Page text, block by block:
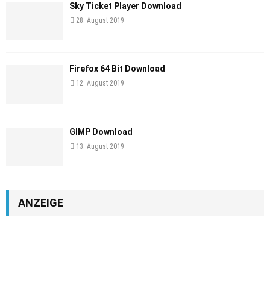
Sky Ticket Player Download
28. August 2019
Firefox 64 Bit Download
12. August 2019
GIMP Download
13. August 2019
ANZEIGE